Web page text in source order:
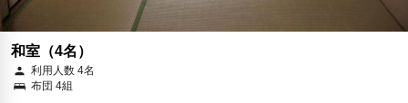
和室（4名）
利用人数 4名
布団 4組